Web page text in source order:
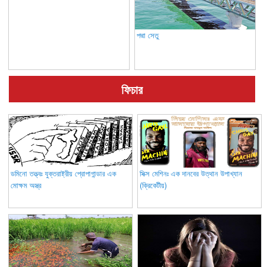
পদ্মা সেতু
ফিচার
ডমিনো তত্ত্বঃ যুক্তরাষ্ট্রীয় প্রোপাগান্ডার এক
মোক্ষম অস্ত্র
সিক্স মেশিনঃ এক দানবের উত্থান উপাখ্যান
(ক্রিকেটীয়)